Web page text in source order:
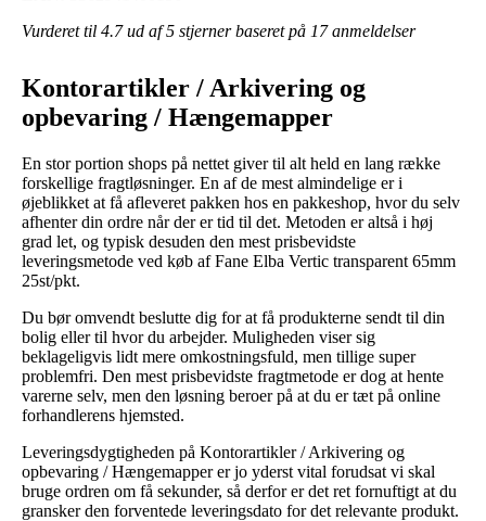
Vurderet til 4.7ud af 5 stjerner baseret på 17anmeldelser
Kontorartikler / Arkivering og
opbevaring / Hængemapper
En stor portion shops på nettet giver til alt held en lang række
forskellige fragtløsninger. En af de mest almindelige er i
øjeblikket at få afleveret pakken hos en pakkeshop, hvor du selv
afhenter din ordre når der er tid til det. Metoden er altså i høj
grad let, og typisk desuden den mest prisbevidste
leveringsmetode ved køb af Fane Elba Vertic transparent 65mm
25st/pkt.
Du bør omvendt beslutte dig for at få produkterne sendt til din
bolig eller til hvor du arbejder. Muligheden viser sig
beklageligvis lidt mere omkostningsfuld, men tillige super
problemfri. Den mest prisbevidste fragtmetode er dog at hente
varerne selv, men den løsning beroer på at du er tæt på online
forhandlerens hjemsted.
Leveringsdygtigheden på Kontorartikler / Arkivering og
opbevaring / Hængemapper er jo yderst vital forudsat vi skal
bruge ordren om få sekunder, så derfor er det ret fornuftigt at du
gransker den forventede leveringsdato for det relevante produkt.